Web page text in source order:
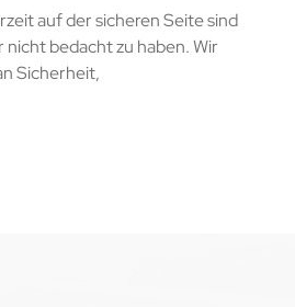
auf der sicheren Seite sind
bedacht zu haben. Wir
Sicherheit,